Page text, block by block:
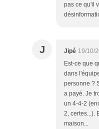
pas ce qu'il
J Jipé 19/10/
Est-ce que
dans
personne ?
a payé. Je
un 4-4-2
2, certes...).
maison...